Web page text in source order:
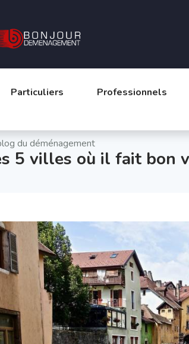
Particuliers Professionnels
du déménagement
5 villes où il fait bon